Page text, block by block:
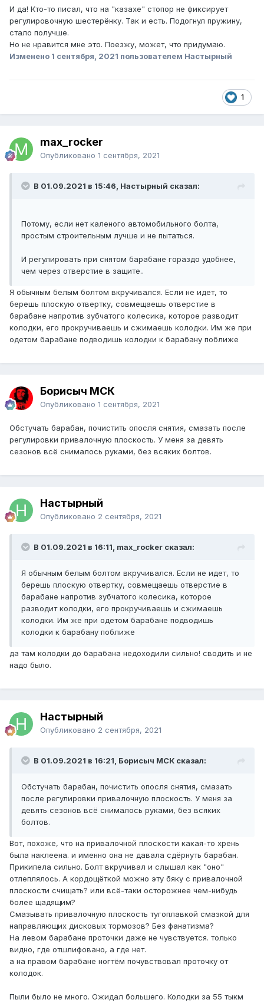
И да! Кто-то писал, что на "казахе" стопор не фиксирует
регулировочную шестерёнку. Так и есть. Подогнул пружину,
стало получше.
Но не нравится мне это. Поезжу, может, что придумаю.
Изменено 1 сентября, 2021 пользователем Настырный
1
max_rocker
Опубликовано 1 сентября, 2021
В 01.09.2021 в 15:46, Настырный сказал:
Потому, если нет каленого автомобильного болта,
простым строительным лучше и не пытаться.
И регулировать при снятом барабане гораздо удобнее,
чем через отверстие в защите..
Я обычным белым болтом вкручивался. Если не идет, то
берешь плоскую отвертку, совмещаешь отверстие в
барабане напротив зубчатого колесика, которое разводит
колодки, его прокручиваешь и сжимаешь колодки. Им же при
одетом барабане подводишь колодки к барабану поближе
Борисыч МСК
Опубликовано 1 сентября, 2021
Обстучать барабан, почистить опосля снятия, смазать после
регулировки привалочную плоскость. У меня за девять
сезонов всё снималось руками, без всяких болтов.
Настырный
Опубликовано 2 сентября, 2021
В 01.09.2021 в 16:11, max_rocker сказал:
Я обычным белым болтом вкручивался. Если не идет, то
берешь плоскую отвертку, совмещаешь отверстие в
барабане напротив зубчатого колесика, которое
разводит колодки, его прокручиваешь и сжимаешь
колодки. Им же при одетом барабане подводишь
колодки к барабану поближе
да там колодки до барабана недоходили сильно! сводить и не
надо было.
Настырный
Опубликовано 2 сентября, 2021
В 01.09.2021 в 16:21, Борисыч МСК сказал:
Обстучать барабан, почистить опосля снятия, смазать
после регулировки привалочную плоскость. У меня за
девять сезонов всё снималось руками, без всяких
болтов.
Вот, похоже, что на привалочной плоскости какая-то хрень
была наклеена. и именно она не давала сдёрнуть барабан.
Прикипела сильно. Болт вкручивал и слышал как "оно"
отлеплялось. А кордощёткой можно эту бяку с привалочной
плоскости счищать? или всё-таки осторожнее чем-нибудь
более щадящим?
Смазывать привалочную плоскость тугоплавкой смазкой для
направляющих дисковых тормозов? Без фанатизма?
На левом барабане проточки даже не чувствуется. только
видно, где отшлифовано, а где нет.
а на правом барабане ногтём почувствовал проточку от
колодок.
Пыли было не много. Ожидал большего. Колодки за 55 тыкм